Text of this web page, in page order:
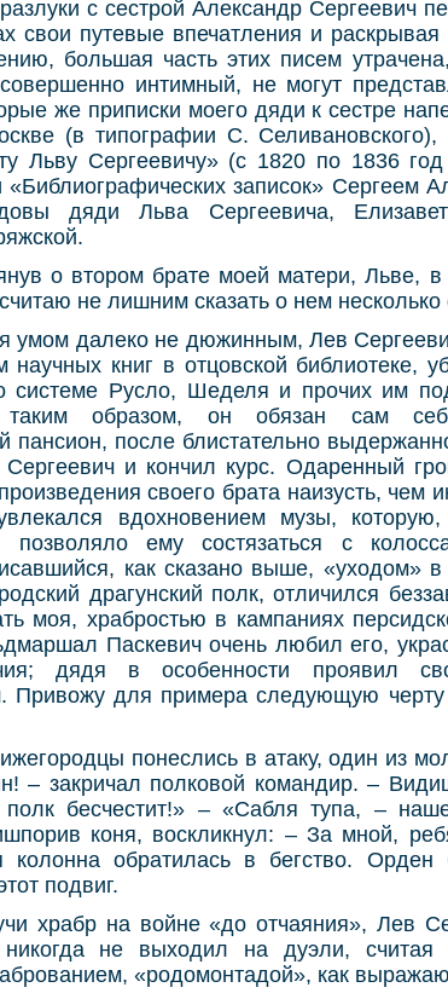
с сестрой Александр Сергеевич
свои путевые впечатления и
большая часть этих писем
интимный, не могут
же приписки моего дяди к сестре
(в типографии С.
Льву Сергеевичу» (с 1820 по 1836
«Библиографических записок» Сергеем
дяди Льва Сергеевича,
о втором брате моей матери, Льве, в
не лишним сказать о нем несколько
умом далеко не дюжинным, Лев
научных книг в отцовской библиотеке,
системе Русло, Шеделя и прочих им
таким образом, он обязан сам
пансион, после блистательно
и кончил курс. Одаренный
своего брата наизусть, чем
вдохновением музы,
ему состязаться с
как сказано выше, «уходом»
драгунский полк, отличился
моя, храбростью в кампаниях
Паскевич очень любил его,
дядя в особенности проявил
Привожу для примера следующую черту
понеслись в атаку, один из
– закричал полковой командир. –
бесчестит!» – «Сабля тупа, –
коня, воскликнул: – За мной,
колонна обратилась в бегство.
подвиг.
храбр на войне «до отчаяния», Лев
не выходил на дуэли, считая
«родомонтадой», как